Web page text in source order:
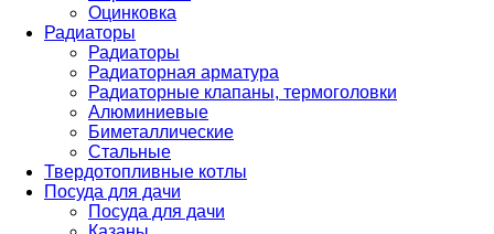
Оцинковка
Радиаторы
Радиаторы
Радиаторная арматура
Радиаторные клапаны, термоголовки
Алюминиевые
Биметаллические
Стальные
Твердотопливные котлы
Посуда для дачи
Посуда для дачи